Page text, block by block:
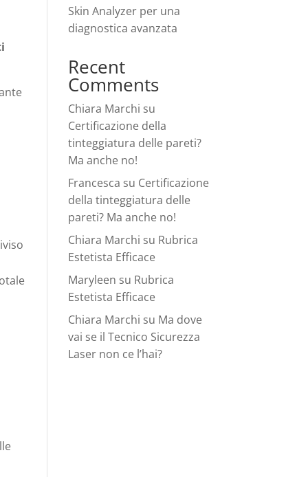
Skin Analyzer per una
diagnostica avanzata
Recent
Comments
Chiara Marchi su
Certificazione della
tinteggiatura delle pareti?
Ma anche no!
Francesca su Certificazione
della tinteggiatura delle
pareti? Ma anche no!
Chiara Marchi su Rubrica
Estetista Efficace
Maryleen su Rubrica
Estetista Efficace
Chiara Marchi su Ma dove
vai se il Tecnico Sicurezza
Laser non ce l’hai?